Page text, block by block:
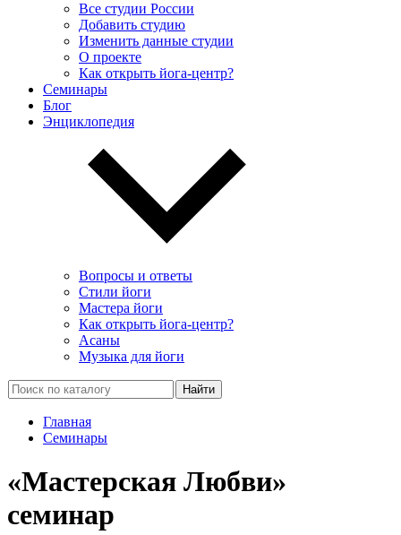
Все студии России
Добавить студию
Изменить данные студии
О проекте
Как открыть йога-центр?
Семинары
Блог
Энциклопедия
Вопросы и ответы
Стили йоги
Мастера йоги
Как открыть йога-центр?
Асаны
Музыка для йоги
Найти
Главная
Семинары
«Мастерская Любви»
семинар